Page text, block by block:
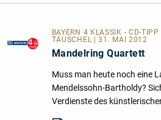
BAYERN 4 KLASSIK - CD-
TÄUSCHEL | 31. MAI 2012
Mandelring Quartett
Muss man heute noch eine
Mendelssohn-Bartholdy?
Verdienste des